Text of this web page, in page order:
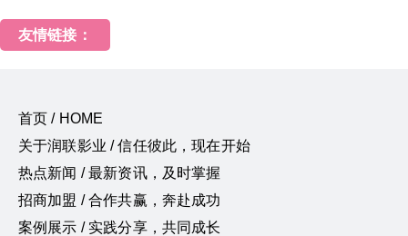
友情链接：
首页 / HOME
关于润联影业 / 信任彼此，现在开始
热点新闻 / 最新资讯，及时掌握
招商加盟 / 合作共赢，奔赴成功
案例展示 / 实践分享，共同成长